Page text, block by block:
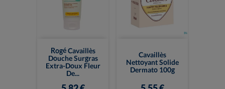
Rogé Cavaillès
Douche Surgras
Extra-Doux Fleur
De...
Cavaillès
Nettoyant Solide
Dermato 100g